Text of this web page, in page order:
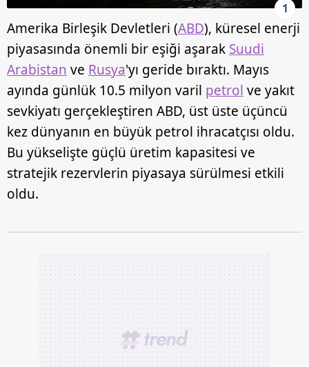
1
Amerika Birleşik Devletleri (ABD), küresel enerji
piyasasında önemli bir eşiği aşarak Suudi
Arabistan ve Rusya'yı geride bıraktı. Mayıs
ayında günlük 10.5 milyon varil petrol ve yakıt
sevkiyatı gerçekleştiren ABD, üst üste üçüncü
kez dünyanın en büyük petrol ihracatçısı oldu.
Bu yükselişte güçlü üretim kapasitesi ve
stratejik rezervlerin piyasaya sürülmesi etkili
oldu.